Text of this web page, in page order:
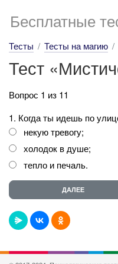
Бесплатные
Тесты Тесты на магию
Тест
Вопрос 1 из 11
1. Когда ты идешь по
некую тревогу;
холодок в душе;
тепло и печаль.